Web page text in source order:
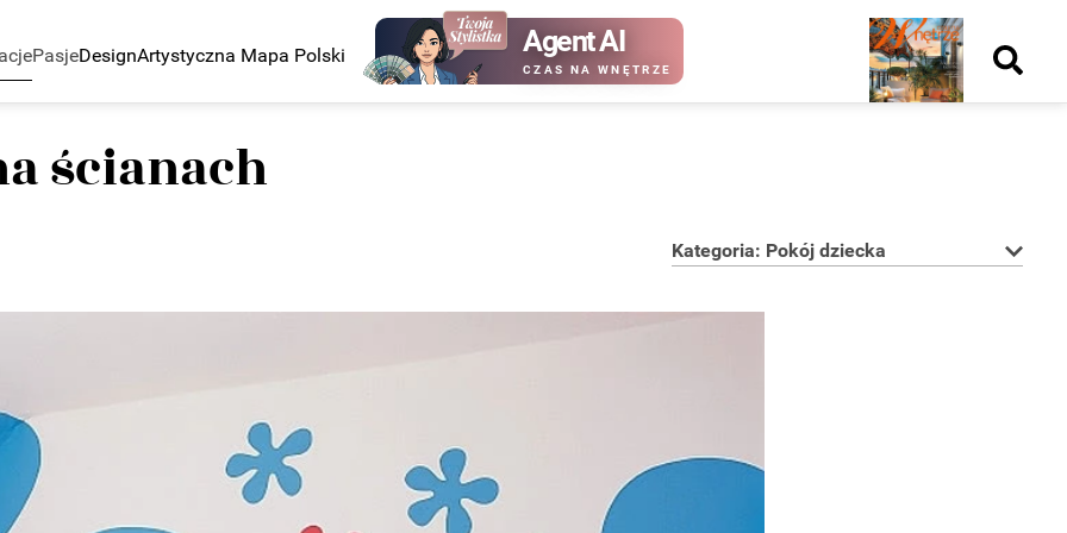
PasjeDesignArtystyczna Mapa Polski Agent AI
CZAS NA WNĘTRZE
Nowy
numer
kup ten
ścianach
Kategoria: Pokój dziecka